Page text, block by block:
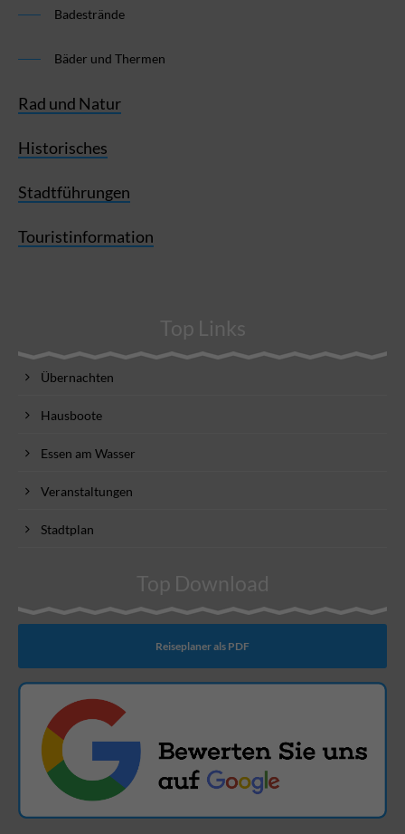
Badestrände
Bäder und Thermen
Rad und Natur
Historisches
Stadtführungen
Touristinformation
Top Links
Übernachten
Hausboote
Essen am Wasser
Veranstaltungen
Stadtplan
Top Download
Reiseplaner als PDF